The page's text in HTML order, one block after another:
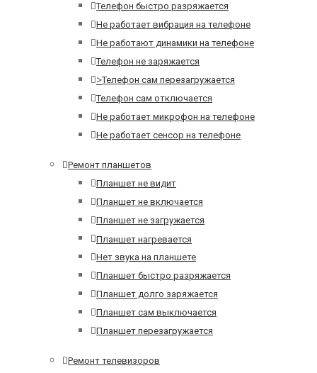
Телефон быстро разряжается
Не работает вибрация на телефоне
Не работают динамики на телефоне
Телефон не заряжается
>Телефон сам перезагружается
Телефон сам отключается
Не работает микрофон на телефоне
Не работает сенсор на телефоне
Ремонт планшетов
Планшет не видит
Планшет не включается
Планшет не загружается
Планшет нагревается
Нет звука на планшете
Планшет быстро разряжается
Планшет долго заряжается
Планшет сам выключается
Планшет перезагружается
Ремонт телевизоров